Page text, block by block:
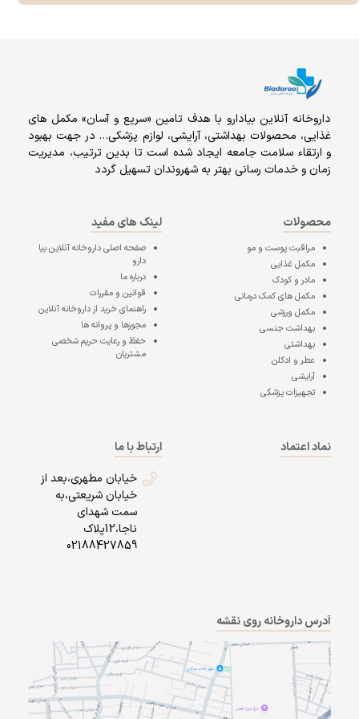
داروخانه آنلاين بيادارو با هدف تامين «سریع و آسان» مكمل هاى
غذايى، محصولات بهداشتى، آرايشى، لوازم پزشکی… در جهت بهبود
و ارتقاء سلامت جامعه ایجاد شده است تا بدین ترتیب، مدیریت
زمان و خدمات رسانی بهتر به شهروندان تسهیل گردد
محصولات
مراقبت پوست و مو
مکمل غذایی
مادر و کودک
مکمل های کمک درمانی
مکمل ورزشی
بهداشت جنسی
بهداشتی
عطر و ادکلن
آرایشی
تجهیزات پزشکی
لینک های مفید
صفحه اصلیداروخانه آنلاین بیا
دارو
درباره ما
قوانین و مقررات
راهنمای خرید از داروخانه آنلاین
مجوزها و پروانه ها
حفظ و رعایت حریم شخصی
مشتریان
نماد اعتماد
ارتباط با ما
خیابان مطهری،بعد از
خیابان شریعتی،به
سمت شهدای
ناجا،12پلاک
02188427859
آدرس داروخانه روی نقشه